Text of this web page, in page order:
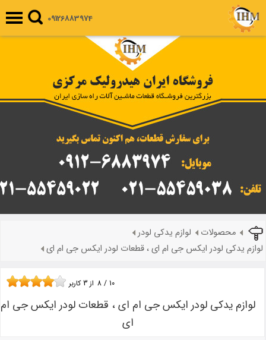
09126883974
محصولات
لوازم یدکی لودر
لوازم یدکی لودر ایکس جی ام ای ، قطعات لودر ایکس جی ام ای
لوازم یدکی لودر ایکس جی ام ای ، قطعات لودر ایکس جی ام
ای
8 / 10 از 3کاربر